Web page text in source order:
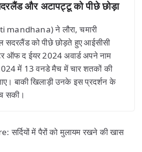
और अटापट्टू को पीछे छोड़ा
mandhana) ने लौरा, चमारी
सदरलैंड को पीछे छोड़ते हुए आईसीसी
ऑफ द ईयर 2024 अवार्ड अपने नाम
में 13 वनडे मैच में चार शतकों की
बाकी खिलाड़ी उनके इस प्रदर्शन के
सकी।
में पैरों को मुलायम रखने की खास